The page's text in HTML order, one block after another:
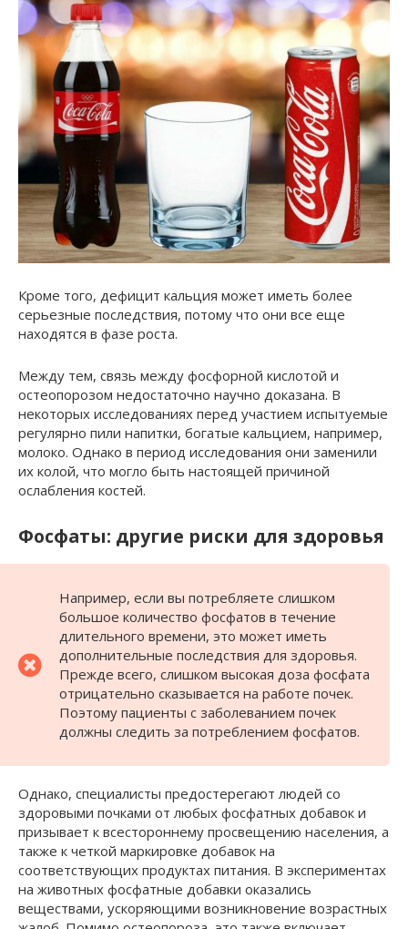
Кроме того, дефицит кальция может иметь более
серьезные последствия, потому что они все еще
находятся в фазе роста.
Между тем, связь между фосфорной кислотой и
остеопорозом недостаточно научно доказана. В
некоторых исследованиях перед участием испытуемые
регулярно пили напитки, богатые кальцием, например,
молоко. Однако в период исследования они заменили
их колой, что могло быть настоящей причиной
ослабления костей.
Фосфаты: другие риски для здоровья
Например, если вы потребляете слишком
большое количество фосфатов в течение
длительного времени, это может иметь
дополнительные последствия для здоровья.
Прежде всего, слишком высокая доза фосфата
отрицательно сказывается на работе почек.
Поэтому пациенты с заболеванием почек
должны следить за потреблением фосфатов.
Однако, специалисты предостерегают людей со
здоровыми почками от любых фосфатных добавок и
призывает к всестороннему просвещению населения, а
также к четкой маркировке добавок на
соответствующих продуктах питания. В экспериментах
на животных фосфатные добавки оказались
веществами, ускоряющими возникновение возрастных